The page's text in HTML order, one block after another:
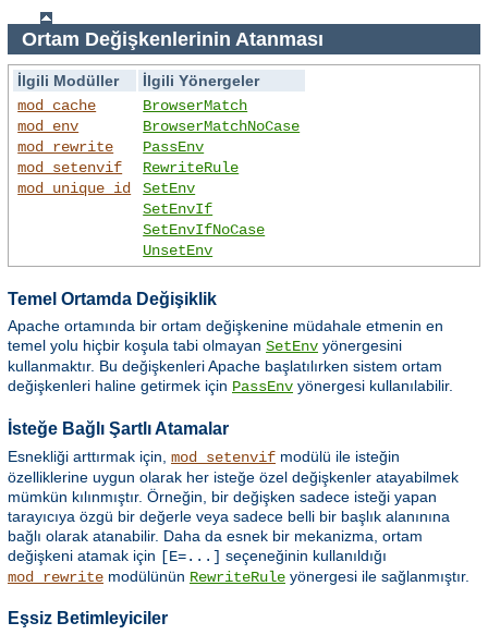
Ortam Değişkenlerinin Atanması
İlgili Modüller
İlgili Yönergeler
mod_cache
mod_env
mod_rewrite
mod_setenvif
mod_unique_id
BrowserMatch
BrowserMatchNoCase
PassEnv
RewriteRule
SetEnv
SetEnvIf
SetEnvIfNoCase
UnsetEnv
Temel Ortamda Değişiklik
Apache ortamında bir ortam değişkenine müdahale etmenin en
temel yolu hiçbir koşula tabi olmayan SetEnv yönergesini
kullanmaktır. Bu değişkenleri Apache başlatılırken sistem ortam
değişkenleri haline getirmek için PassEnv yönergesi kullanılabilir.
İsteğe Bağlı Şartlı Atamalar
Esnekliği arttırmak için, mod_setenvif modülü ile isteğin
özelliklerine uygun olarak her isteğe özel değişkenler atayabilmek
mümkün kılınmıştır. Örneğin, bir değişken sadece isteği yapan
tarayıcıya özgü bir değerle veya sadece belli bir başlık alanınına
bağlı olarak atanabilir. Daha da esnek bir mekanizma, ortam
değişkeni atamak için [E=...] seçeneğinin kullanıldığı
mod_rewrite modülünün RewriteRule yönergesi ile sağlanmıştır.
Eşsiz Betimleyiciler